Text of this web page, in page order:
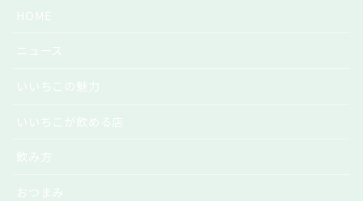
HOME
ニュース
いいちこの魅力
いいちこが飲める店
飲み方
おつまみ